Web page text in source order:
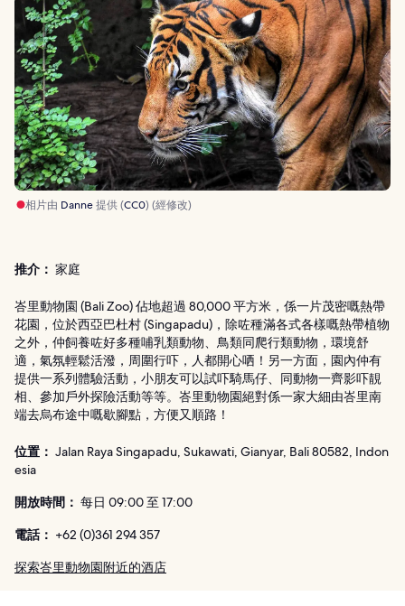
相片由 Danne提供 (CC0) (經修改)
推介： 家庭
峇里動物園 (Bali Zoo) 佔地超過 80,000 平方米，係一片茂密嘅熱帶
花園，位於西亞巴杜村 (Singapadu)，除咗種滿各式各樣嘅熱帶植物
之外，仲飼養咗好多種哺乳類動物、鳥類同爬行類動物，環境舒
適，氣氛輕鬆活潑，周圍行吓，人都開心哂！另一方面，園內仲有
提供一系列體驗活動，小朋友可以試吓騎馬仔、同動物一齊影吓靚
相、參加戶外探險活動等等。峇里動物園絕對係一家大細由峇里南
端去烏布途中嘅歇腳點，方便又順路！
位置： Jalan Raya Singapadu, Sukawati, Gianyar, Bali 80582, Indon
esia
開放時間： 每日 09:00 至 17:00
電話： +62 (0)361 294 357
探索峇里動物園附近的酒店